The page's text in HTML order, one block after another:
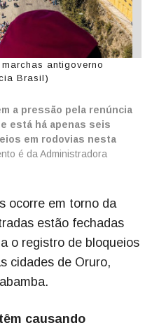
antigoverno
Brasil)
a pressão pela renúncia
está há apenas seis
em rodovias nesta
é da Administradora
ocorre em torno da
estão fechadas
o registro de bloqueios
cidades de Oruro,
causando